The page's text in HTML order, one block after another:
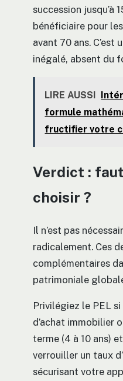
succession jusqu’à
bénéficiaire pour
avant 70 ans. C’est
inégalé, absent du
LIRE AUSSI
formule
fructifier votre
Verdict :
choisir ?
Il n’est pas
radicalement. Ces
complémentaires
patrimoniale
Privilégiez le PEL
d’achat immobilier
terme (4 à 10 ans)
verrouiller un taux
sécurisant votre